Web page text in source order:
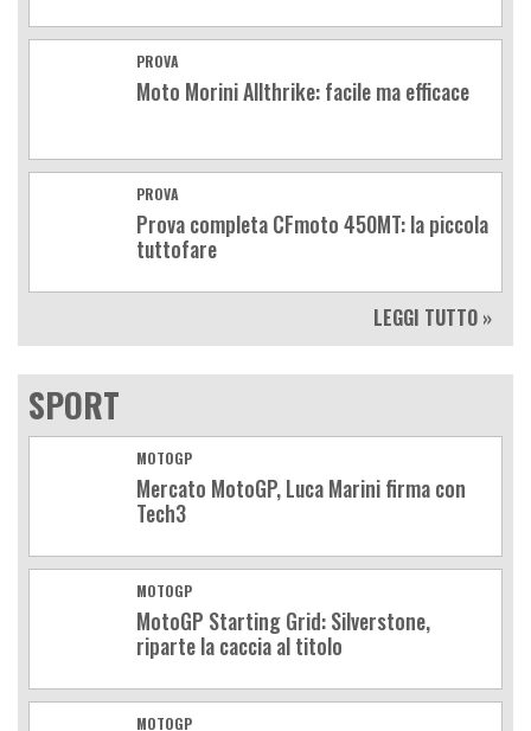
PROVA
Moto Morini Allthrike: facile ma efficace
PROVA
Prova completa CFmoto 450MT: la piccola
tuttofare
LEGGI TUTTO »
SPORT
MOTOGP
Mercato MotoGP, Luca Marini firma con
Tech3
MOTOGP
MotoGP Starting Grid: Silverstone,
riparte la caccia al titolo
MOTOGP